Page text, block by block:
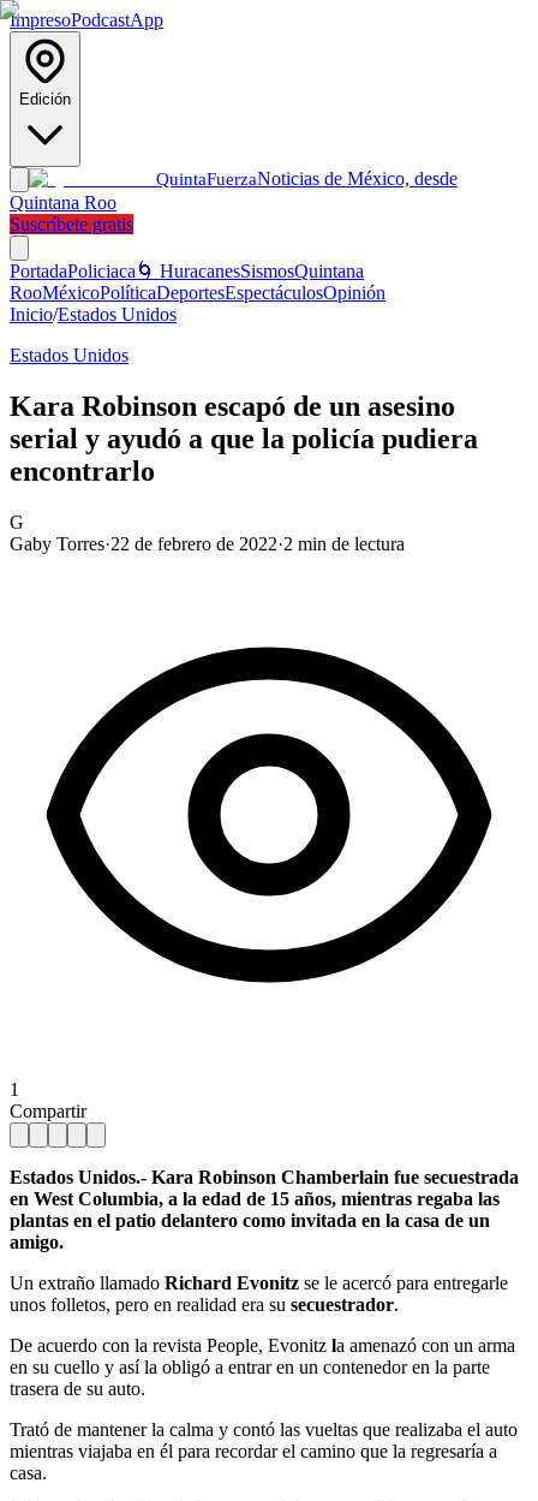
ImpresoPodcastApp
Edición
QuintaFuerzaNoticias de México, desde
Quintana Roo
Suscríbete gratis
PortadaPoliciaca 🌀 HuracanesSismosQuintana
RooMéxicoPolíticaDeportesEspectáculosOpinión
Inicio/Estados Unidos
Estados Unidos
Kara Robinson escapó de un asesino
serial y ayudó a que la policía pudiera
encontrarlo
G
Gaby Torres·22 de febrero de 2022·2 min de lectura
1
Compartir
Estados Unidos.- Kara Robinson Chamberlain fue secuestrada
en West Columbia, a la edad de 15 años, mientras regaba las
plantas en el patio delantero como invitada en la casa de un
amigo.
Un extraño llamado Richard Evonitz se le acercó para entregarle
unos folletos, pero en realidad era su secuestrador.
De acuerdo con la revista People, Evonitz la amenazó con un arma
en su cuello y así la obligó a entrar en un contenedor en la parte
trasera de su auto.
Trató de mantener la calma y contó las vueltas que realizaba el auto
mientras viajaba en él para recordar el camino que la regresaría a
casa.